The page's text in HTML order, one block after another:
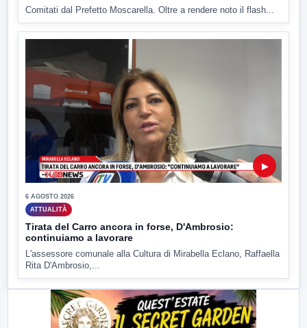
Comitati dal Prefetto Moscarella. Oltre a rendere noto il flash...
▶
6 AGOSTO 2026
ATTUALITÀ
Tirata del Carro ancora in forse, D'Ambrosio:
continuiamo a lavorare
L'assessore comunale alla Cultura di Mirabella Eclano, Raffaella
Rita D'Ambrosio,...